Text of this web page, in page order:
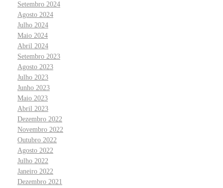
Setembro 2024
Agosto 2024
Julho 2024
Maio 2024
Abril 2024
Setembro 2023
Agosto 2023
Julho 2023
Junho 2023
Maio 2023
Abril 2023
Dezembro 2022
Novembro 2022
Outubro 2022
Agosto 2022
Julho 2022
Janeiro 2022
Dezembro 2021